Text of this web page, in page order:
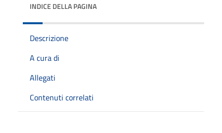
INDICE DELLA PAGINA
Descrizione
A cura di
Allegati
Contenuti correlati